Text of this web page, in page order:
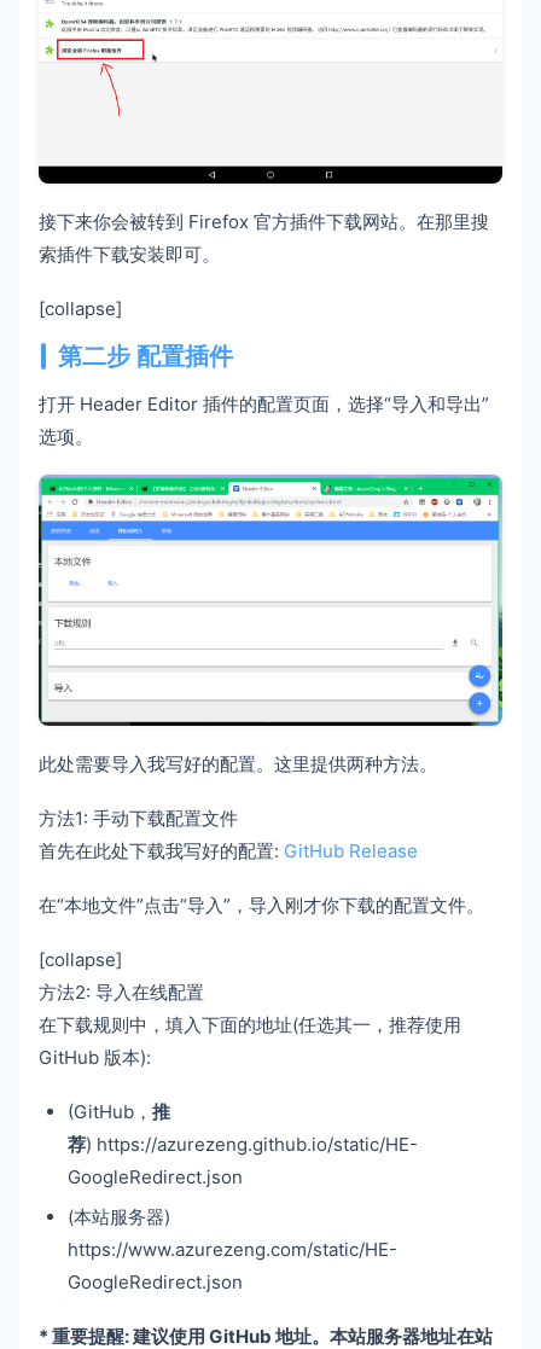
接下来你会被转到 Firefox 官方插件下载网站。在那里搜
索插件下载安装即可。
[collapse]
第二步 配置插件
打开 Header Editor 插件的配置页面，选择“导入和导出”
选项。
此处需要导入我写好的配置。这里提供两种方法。
方法1: 手动下载配置文件
首先在此处下载我写好的配置: GitHub Release
在“本地文件”点击“导入”，导入刚才你下载的配置文件。
[collapse]
方法2: 导入在线配置
在下载规则中，填入下面的地址(任选其一，推荐使用
GitHub 版本):
(GitHub， 推
荐) https://azurezeng.github.io/static/HE-
GoogleRedirect.json
(本站服务器)
https://www.azurezeng.com/static/HE-
GoogleRedirect.json
* 重要提醒: 建议使用 GitHub 地址。本站服务器地址在站